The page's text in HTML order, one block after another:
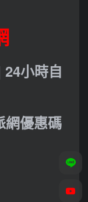
小時自
網優惠碼